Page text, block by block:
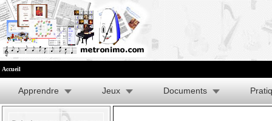
Accueil
Apprendre Jeux Documents